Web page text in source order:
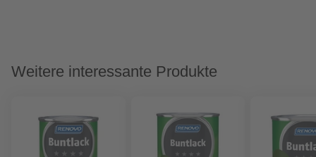
Weitere interessante Produkte